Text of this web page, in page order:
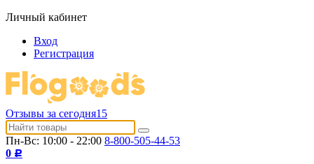
Личный кабинет
Вход
Регистрация
Отзывы за сегодня15
Пн-Вс: 10:00 - 22:00 8-800-505-44-53
0 Р